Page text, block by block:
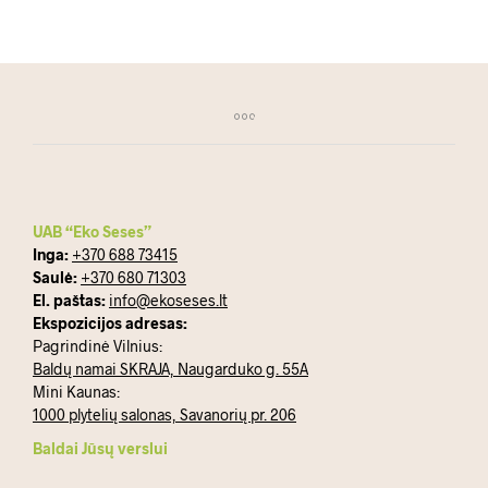
UAB “Eko Seses”
Inga: +370 688 73415
Saulė: +370 680 71303
El. paštas: info@ekoseses.lt
Ekspozicijos adresas:
Pagrindinė Vilnius:
Baldų namai SKRAJA, Naugarduko g. 55A
Mini Kaunas:
1000 plytelių salonas, Savanorių pr. 206
Baldai Jūsų verslui